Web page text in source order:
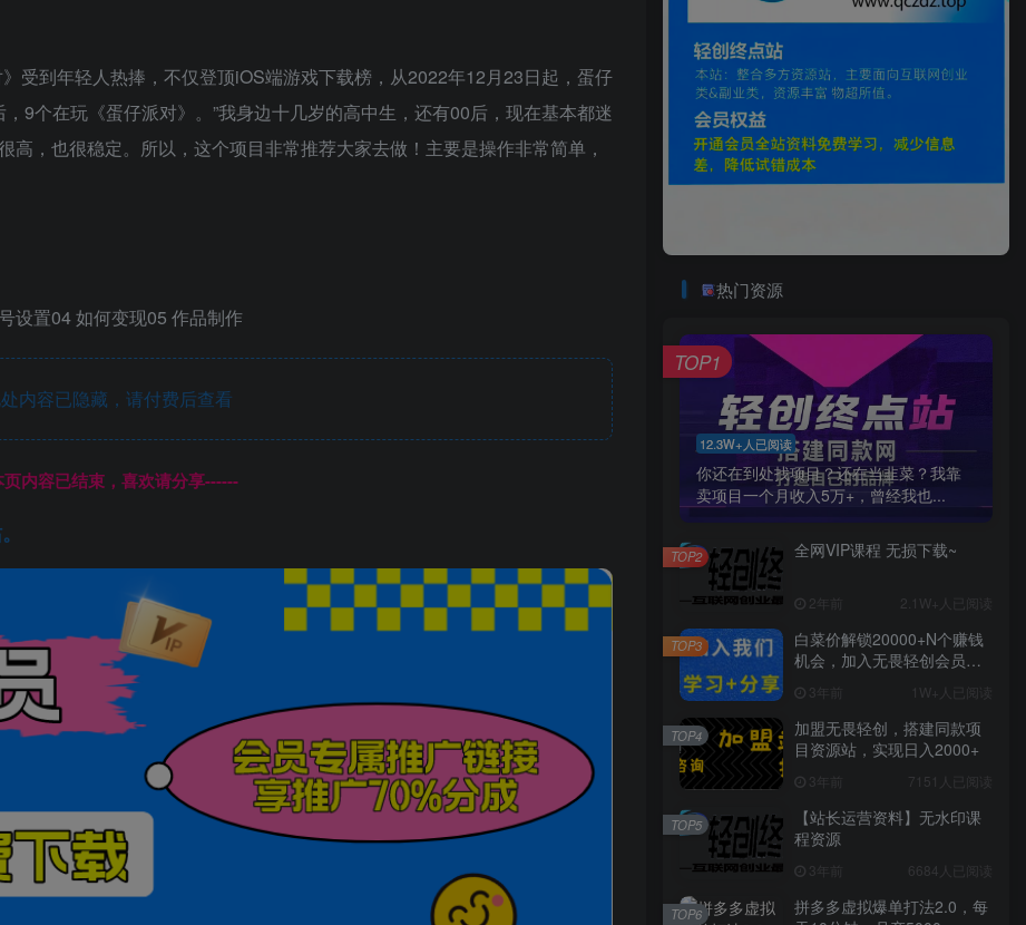
受到年轻人热捧，不仅登顶iOS端游戏下载榜，从2022年12月23日起，蛋仔
9个在玩《蛋仔派对》。”我身边十几岁的高中生，还有00后，现在基本都迷
高，也很稳定。所以，这个项目非常推荐大家去做！主要是操作非常简单，
设置04 如何变现05 作品制作
内容已隐藏，请付费后查看
内容已结束，喜欢请分享------
热门资源
12.3W+人已阅读
你还在到处找项目？还在当韭菜？我靠
卖项目一个月收入5万+，曾经我也...
TOP1
全网VIP课程 无损下载~
2年前 2.1W+人已阅读
TOP2
白菜价解锁20000+N个赚钱
机会，加入无畏轻创会员，
3年前 1W+人已阅读
TOP3
加盟无畏轻创，搭建同款项
目资源站，实现日入2000+
3年前 7151人已阅读
TOP4
【站长运营资料】无水印课
程资源
3年前 6684人已阅读
TOP5
拼多多虚拟爆单打法2.0，每
TOP6